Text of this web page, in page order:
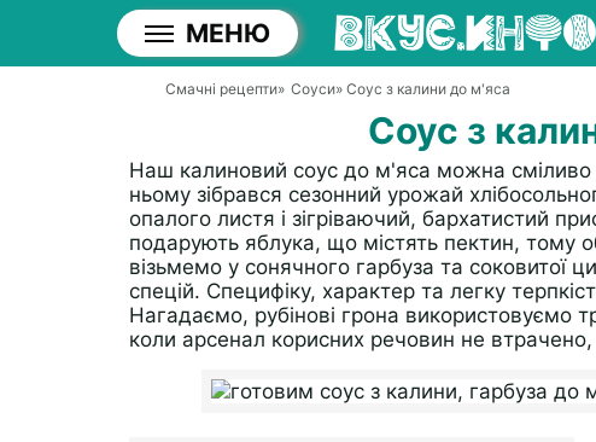
МЕНЮ
Смачні рецепти» Соуси» Соус з калини до м'яса
Соус з
Наш калиновий соус до м'яса можна сміливо
ньому зібрався сезонний урожай
опалого листя і зігріваючий, бархатистий
подарують яблука, що містять пектин, тому
візьмемо у сонячного гарбуза та соковитої
спецій. Специфіку, характер та легку
Нагадаємо, рубінові грона використовуємо
коли арсенал корисних речовин не втрачено,